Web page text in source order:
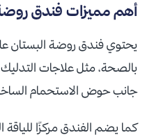
أهم مميزات فندق
يحتوي فندق روضة البستان
بالصحة، مثل علاجات التدليك،
جانب حوض الاستحمام
كما يضم الفندق مركزًا للياقة